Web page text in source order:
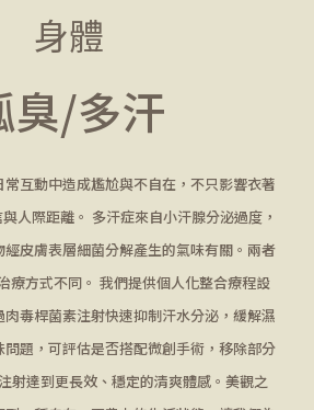
身體
臭/多汗
互動中造成尷尬與不自在，不只影響衣著
人際距離。 多汗症來自小汗腺分泌過度，
皮膚表層細菌分解產生的氣味有關。兩者
療方式不同。 我們提供個人化整合療程設
毒桿菌素注射快速抑制汗水分泌，緩解濕
題，可評估是否搭配微創手術，移除部分
射達到更長效、穩定的清爽體感。美觀之